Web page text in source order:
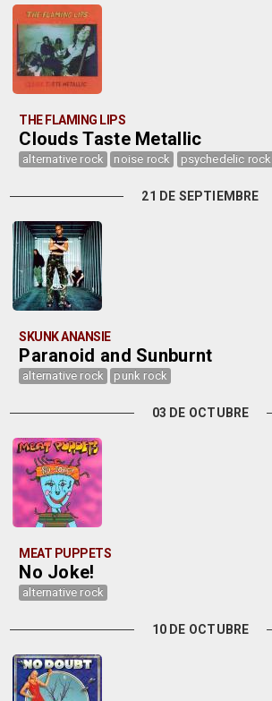
THE FLAMING LIPS
Clouds Taste Metallic
alternative rock noise rock psychedelic rock
21 DE SEPTIEMBRE
SKUNK ANANSIE
Paranoid and Sunburnt
alternative rock punk rock
03 DE OCTUBRE
MEAT PUPPETS
No Joke!
alternative rock
10 DE OCTUBRE